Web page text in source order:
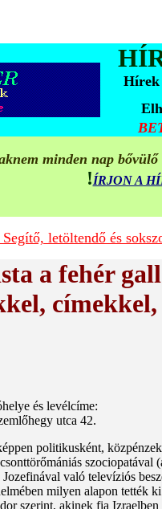
Hírek
minden nap
!ÍRJON A
Segítő, letöltendő és
a fehér
és levélcíme:
utca 42.
politikusként,
való televíziós
milyen alapon tették
szerint, akinek fia